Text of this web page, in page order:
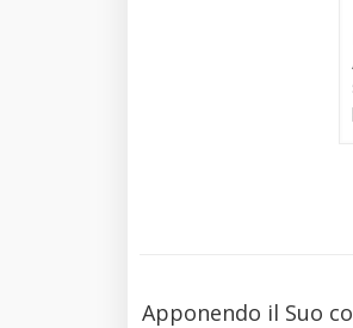
Apponendo il Suo